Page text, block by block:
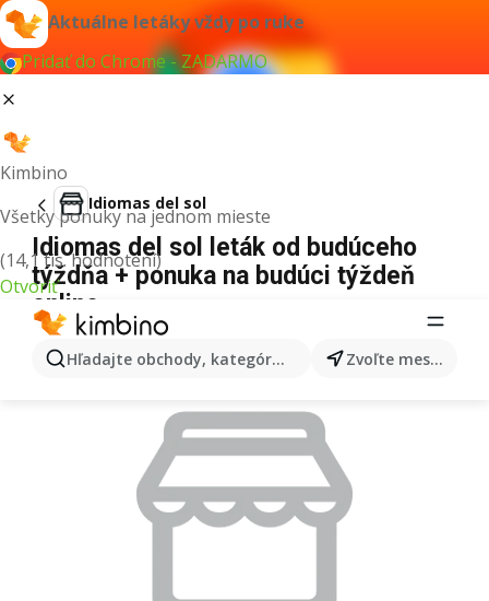
Aktuálne letáky vždy po ruke
Pridať do Chrome - ZADARMO
Kimbino
Všetky ponuky na jednom mieste
(14,1 tis. hodnotení)
Otvoriť
Hľadajte obchody, kategórie, produkty... Zvoľte mesto
Idiomas del sol
Idiomas del sol leták od budúceho
týždňa + ponuka na budúci týždeň
online